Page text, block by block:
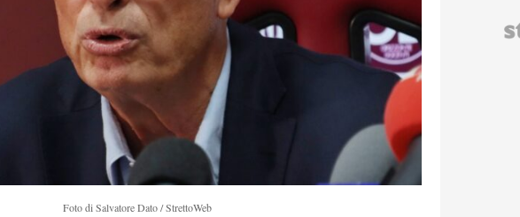
Foto di Salvatore Dato / StrettoWeb